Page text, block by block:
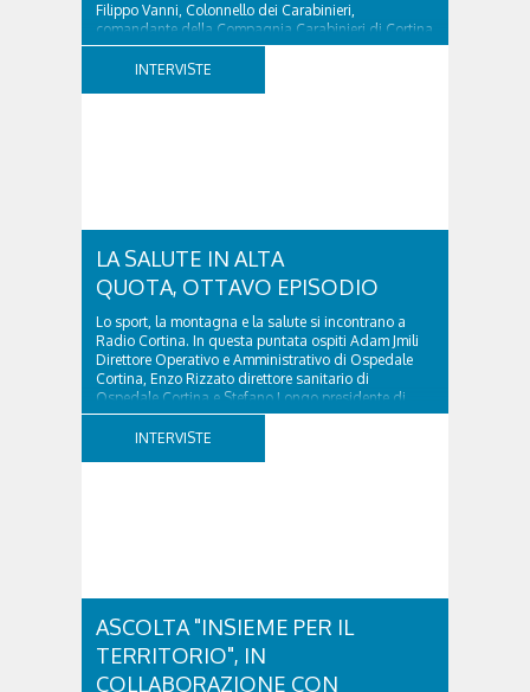
Filippo Vanni, Colonnello dei Carabinieri,
comandante della Compagnia Carabinieri di Cortina
d’Ampezzo sino al 2010, esperto di legislazione
nazionale ed europea, è l’ideatore del progetto di
INTERVISTE
LA SALUTE IN ALTA
QUOTA, OTTAVO EPISODIO
Lo sport, la montagna e la salute si incontrano a
Radio Cortina. In questa puntata ospiti Adam Jmili
Direttore Operativo e Amministrativo di Ospedale
Cortina, Enzo Rizzato direttore sanitario di
Ospedale Cortina e Stefano Longo presidente di
Fondazione Cortina. GVM Care & Research –...
INTERVISTE
ASCOLTA "INSIEME PER IL
TERRITORIO", IN
COLLABORAZIONE CON